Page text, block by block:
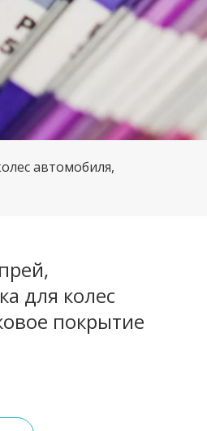
автомобиля,
для колес
покрытие